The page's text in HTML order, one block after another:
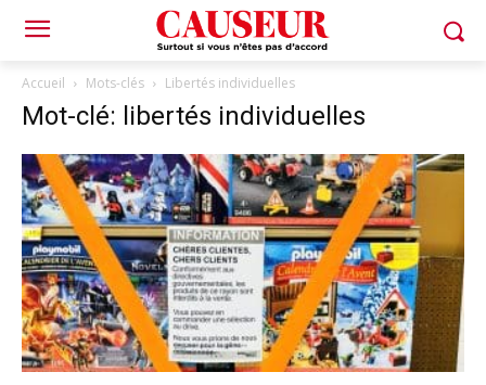
Accueil Mots-clés Libertés individuelles
Mot-clé: libertés individuelles